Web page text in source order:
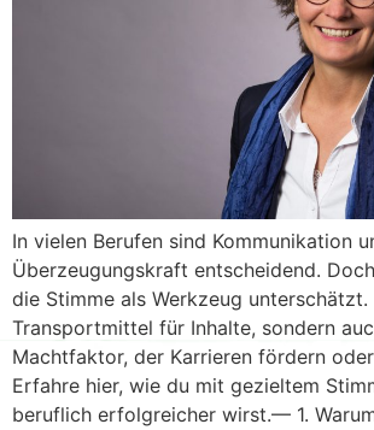
In vielen Berufen sind Kommunikation
Überzeugungskraft entscheidend.
die Stimme als Werkzeug
Transportmittel für Inhalte, sondern
Machtfaktor, der Karrieren fördern
Erfahre hier, wie du mit gezieltem
beruflich erfolgreicher wirst.— 1.